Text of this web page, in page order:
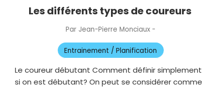
Les différents types de coureurs
Par Jean-Pierre Monciaux -
le
Entrainement / Planification
Le coureur débutant Comment définir simplement
si on est débutant? On peut se considérer comme